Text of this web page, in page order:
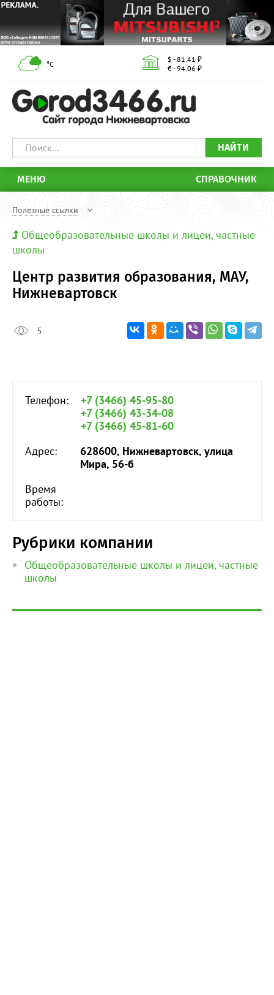
°С
$ - 81.41 ₽
€ - 94.06 ₽
НАЙТИ
МЕНЮ СПРАВОЧНИК
Полезные ссылки
Общеобразовательные школы и лицеи, частные
школы
Центр развития образования, МАУ,
Нижневартовск
5
Телефон:
+7 (3466) 45-95-80
+7 (3466) 43-34-08
+7 (3466) 45-81-60
Адрес:
628600, Нижневартовск, улица
Мира, 56-б
Время
работы:
Рубрики компании
Общеобразовательные школы и лицеи, частные
школы